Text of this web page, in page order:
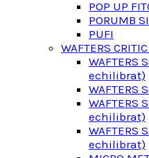
POP UP
PORUMB
PUFI
WAFTERS
WAFTERS
echilibrat)
WAFTERS
WAFTERS
echilibrat)
WAFTERS
echilibrat)